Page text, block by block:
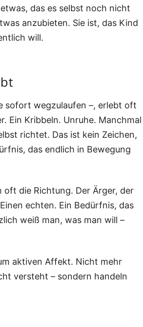
das es selbst noch nicht
anzu­bie­ten. Sie ist, das Kind
will.
sofort weg­zu­lau­fen –, erlebt oft
Ein Krib­beln. Unru­he. Manch­mal
rich­tet. Das ist kein Zei­chen,
das end­lich in Bewe­gung
die Rich­tung. Der Ärger, der
ech­ten. Ein Bedürf­nis, das
weiß man, was man will –
akti­ven Affekt. Nicht mehr
ver­steht – son­dern han­deln